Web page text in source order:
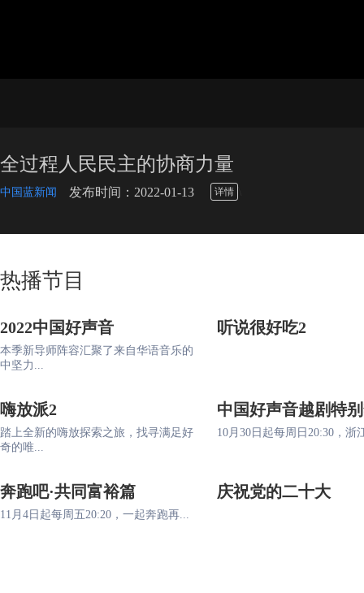
全过程人民民主的协商力量
中国蓝新闻 发布时间：2022-01-13 详情
热播节目
2022中国好声音
本季新导师阵容汇聚了来自华语音乐的
中坚力...
听说很好吃2
嗨放派2
踏上全新的嗨放探索之旅，找寻满足好
奇的唯...
中国好声音越剧特
10月30日起每周日20:30，浙
奔跑吧·共同富裕篇
11月4日起每周五20:20，一起奔跑再...
庆祝党的二十大